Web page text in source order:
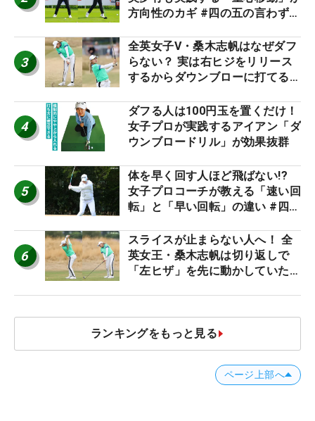
方向性のカギ #四の五の言わず振
3
全英女子V・桑木志帆はなぜダフ
らない？ 実は右ヒジをリリース
するからダウンブローに打てる #
4
ダフる人は100円玉を置くだけ！
女子プロが実践するアイアン「ダ
ウンブロードリル」が効果抜群
5
体を早く回す人ほど飛ばない!?
女子プロコーチが教える「速い回
転」と「早い回転」の違い #四の
6
スライスが止まらない人へ！ 全
英女王・桑木志帆は切り返しで
「左ヒザ」を先に動かしていた
ランキングをもっと見る
ページ上部へ